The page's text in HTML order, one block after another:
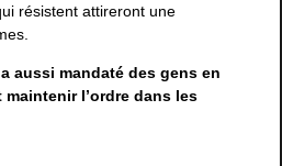
résistent attireront une
aussi mandaté des gens en
l’ordre dans les